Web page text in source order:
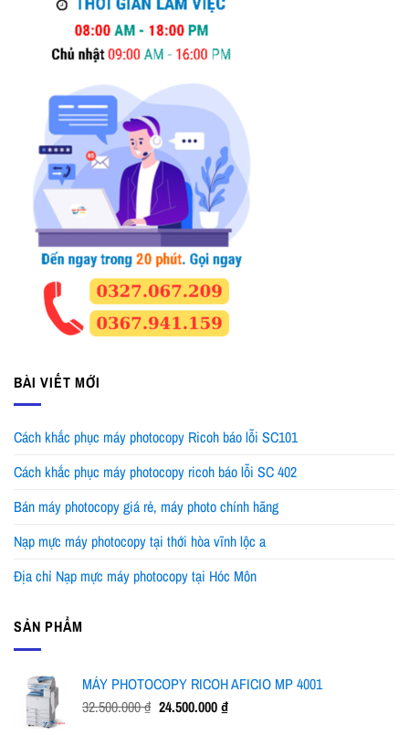
BÀI VIẾT MỚI
Cách khắc phục máy photocopy Ricoh báo lỗi SC101
Cách khắc phục máy photocopy ricoh báo lỗi SC 402
Bán máy photocopy giá rẻ, máy photo chính hãng
Nạp mực máy photocopy tại thới hòa vĩnh lộc a
Địa chỉ Nạp mực máy photocopy tại Hóc Môn
SẢN PHẨM
MÁY PHOTOCOPY RICOH AFICIO MP 4001
32.500.000₫ Giá
24.500.000₫Giá